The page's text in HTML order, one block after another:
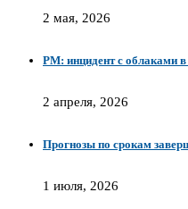
2 мая, 2026
PM: инцидент с облаками
2 апреля, 2026
Прогнозы по срокам
1 июля, 2026